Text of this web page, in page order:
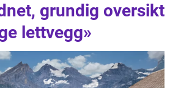
grundig oversikt
lettvegg»